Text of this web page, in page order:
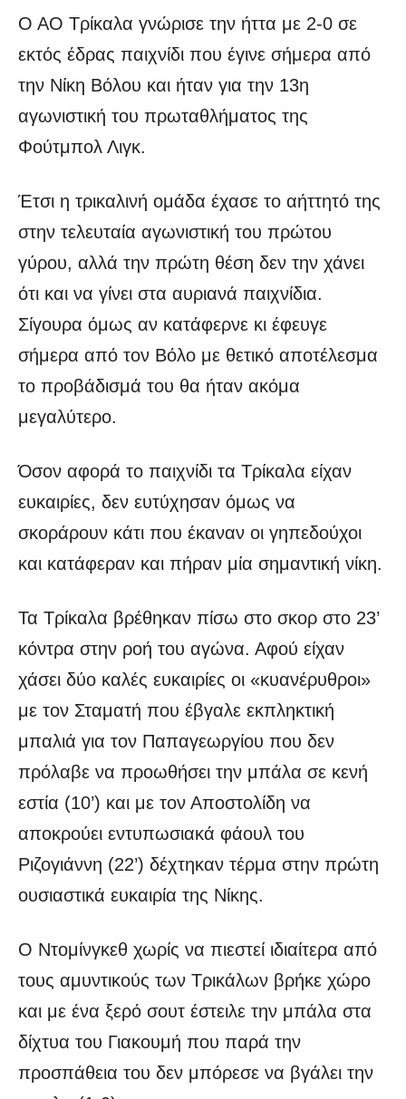
Ο ΑΟ Τρίκαλα γνώρισε την ήττα με 2-0 σε
εκτός έδρας παιχνίδι που έγινε σήμερα από
την Νίκη Βόλου και ήταν για την 13η
αγωνιστική του πρωταθλήματος της
Φούτμπολ Λιγκ.
Έτσι η τρικαλινή ομάδα έχασε το αήττητό της
στην τελευταία αγωνιστική του πρώτου
γύρου, αλλά την πρώτη θέση δεν την χάνει
ότι και να γίνει στα αυριανά παιχνίδια.
Σίγουρα όμως αν κατάφερνε κι έφευγε
σήμερα από τον Βόλο με θετικό αποτέλεσμα
το προβάδισμά του θα ήταν ακόμα
μεγαλύτερο.
Όσον αφορά το παιχνίδι τα Τρίκαλα είχαν
ευκαιρίες, δεν ευτύχησαν όμως να
σκοράρουν κάτι που έκαναν οι γηπεδούχοι
και κατάφεραν και πήραν μία σημαντική νίκη.
Τα Τρίκαλα βρέθηκαν πίσω στο σκορ στο 23’
κόντρα στην ροή του αγώνα. Αφού είχαν
χάσει δύο καλές ευκαιρίες οι «κυανέρυθροι»
με τον Σταματή που έβγαλε εκπληκτική
μπαλιά για τον Παπαγεωργίου που δεν
πρόλαβε να προωθήσει την μπάλα σε κενή
εστία (10’) και με τον Αποστολίδη να
αποκρούει εντυπωσιακά φάουλ του
Ριζογιάννη (22’) δέχτηκαν τέρμα στην πρώτη
ουσιαστικά ευκαιρία της Νίκης.
Ο Ντομίνγκεθ χωρίς να πιεστεί ιδιαίτερα από
τους αμυντικούς των Τρικάλων βρήκε χώρο
και με ένα ξερό σουτ έστειλε την μπάλα στα
δίχτυα του Γιακουμή που παρά την
προσπάθεια του δεν μπόρεσε να βγάλει την